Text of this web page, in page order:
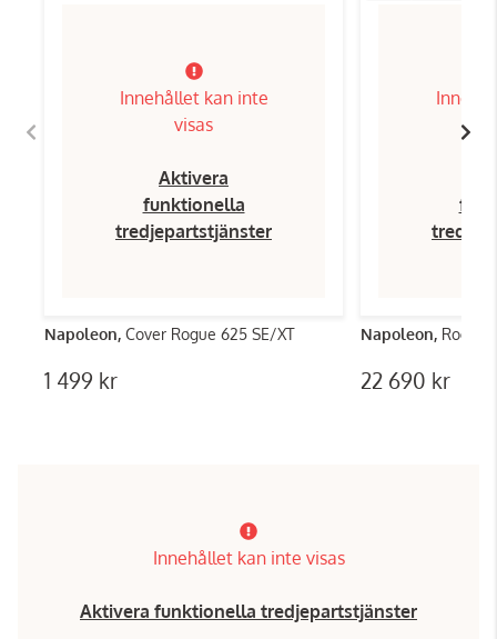
Innehållet kan inte
visas
Aktivera
funktionella
tredjepartstjänster
Napoleon, Cover Rogue 625 SE/XT
1 499 kr
Napoleon, Rogue
22 690 kr
Innehållet kan inte visas
Aktivera funktionella tredjepartstjänster